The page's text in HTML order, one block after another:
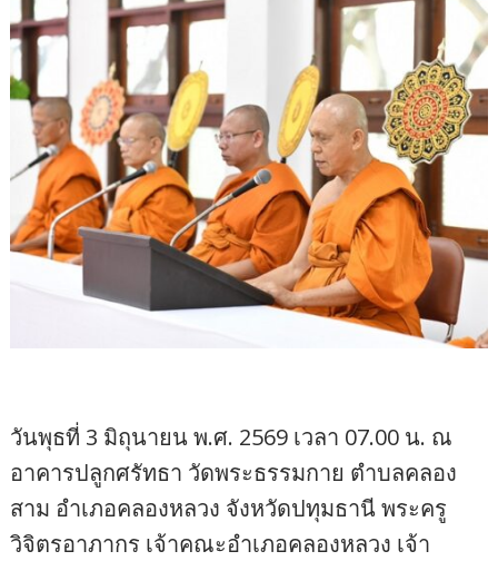
วันพุธที่ 3 มิถุนายน พ.ศ. 2569 เวลา 07.00 น. ณ
อาคารปลูกศรัทธา วัดพระธรรมกาย ตำบลคลอง
สาม อำเภอคลองหลวง จังหวัดปทุมธานี พระครู
วิจิตรอาภากร เจ้าคณะอำเภอคลองหลวง เจ้า